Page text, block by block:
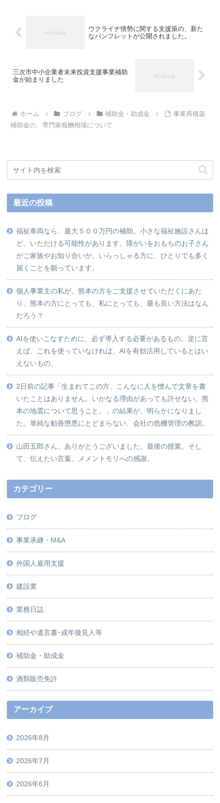
ウクライナ情勢に関する支援策の、新た
なパンフレットが公開されました。
三次市中小企業者未来投資支援事業補助
金が始まりました
ホーム ブログ 補助金・助成金
事業再構築
補助金の、専門家報酬相場について
最近の投稿
福祉車両なら、最大５００万円の補助。小さな福祉施設さんほ
ど、いただける可能性があります。障がいをおもちのお子さん
がご家族やお知り合いが、いらっしゃる方に、ひとりでも多く
届くことを願っています。
個人事業主の私が、熊本の方をご支援させていただくにあた
り、熊本の方にとっても、私にとっても、最も良い方法はなん
だろう？
AIを使いこなすために、必ず導入する必要があるもの。逆に言
えば、これを使っていなければ、AIを有効活用しているとはい
えないもの。
2日前の記事「生まれてこの方、こんなに人を憎んで文章を書
いたことはありません。いかなる理由があっても許せない。熊
本の地震について思うこと。」の結果が、明らかになりまし
た。単純な勧善懲悪にとどまらない、会社の危機管理の教訓。
山田五郎さん、ありがとうございました。最後の授業。そし
て、伝えたい言葉、メメントモリへの感謝。
カテゴリー
ブログ
事業承継・M&A
外国人雇用支援
建設業
業務日誌
相続や遺言書･成年後見人等
補助金・助成金
酒類販売免許
アーカイブ
2026年8月
2026年7月
2026年6月